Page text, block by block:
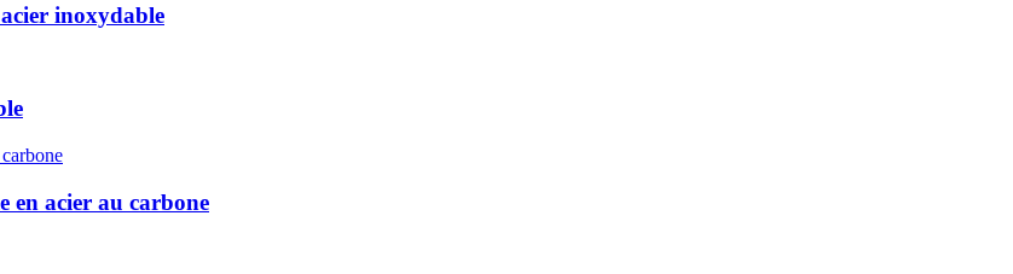
inoxydable
en acier au carbone